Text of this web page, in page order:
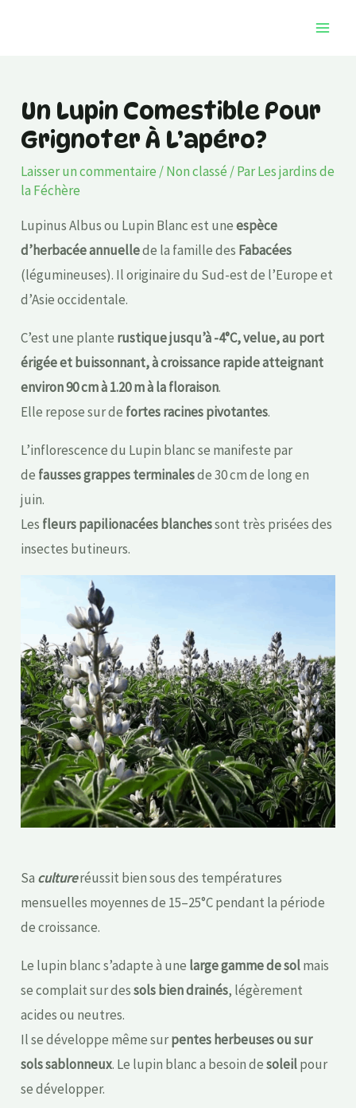
Un Lupin Comestible Pour
Grignoter À L’apéro?
Laisser un commentaire /Non classé / ParLes jardins de
la Féchère
Lupinus Albus ou Lupin Blanc est uneespèce
d’herbacée annuellede la famille des Fabacées
(légumineuses). Il originaire du Sud-est de l’Europe et
d’Asie occidentale.
C’est une plante rustique jusqu’à -4°C, velue, au port
érigée et buissonnant, à croissance rapide atteignant
environ 90 cm à 1.20 m à la floraison.
Elle repose sur de fortes racines pivotantes.
L’inflorescence du Lupin blanc se manifeste par
de fausses grappes terminalesde 30 cm de long en
juin.
Les fleurs papilionacées blanchessont très prisées des
insectes butineurs.
Sa cultureréussit bien sous des températures
mensuelles moyennes de 15–25°C pendant la période
de croissance.
Le lupin blanc s’adapte à une large gamme de solmais
se complait sur dessols bien drainés, légèrement
acides ou neutres.
Il se développe même surpentes herbeuses ou sur
sols sablonneux. Le lupin blanc a besoin desoleilpour
se développer.